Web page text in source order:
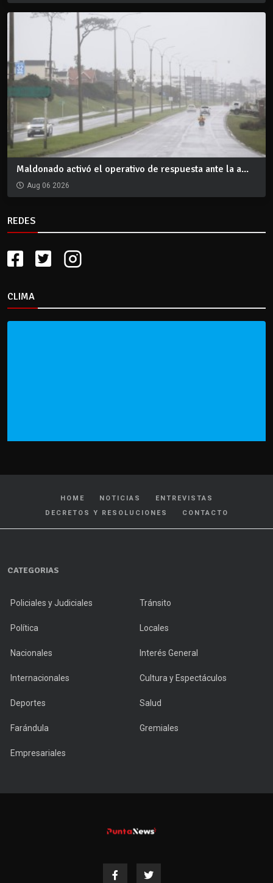
Maldonado activó el operativo de respuesta ante la a...
Aug 06 2026
REDES
CLIMA
HOME NOTICIAS
ENTREVISTAS
DECRETOS Y RESOLUCIONES
CONTACTO
CATEGORIAS
Policiales y Judiciales Tránsito
Política Locales
Nacionales Interés General
Internacionales Cultura y Espectáculos
Deportes Salud
Farándula Gremiales
Empresariales